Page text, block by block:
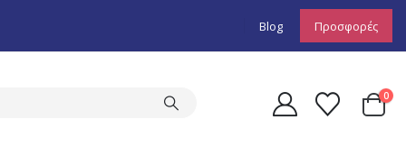
Blog Προσφορές
0